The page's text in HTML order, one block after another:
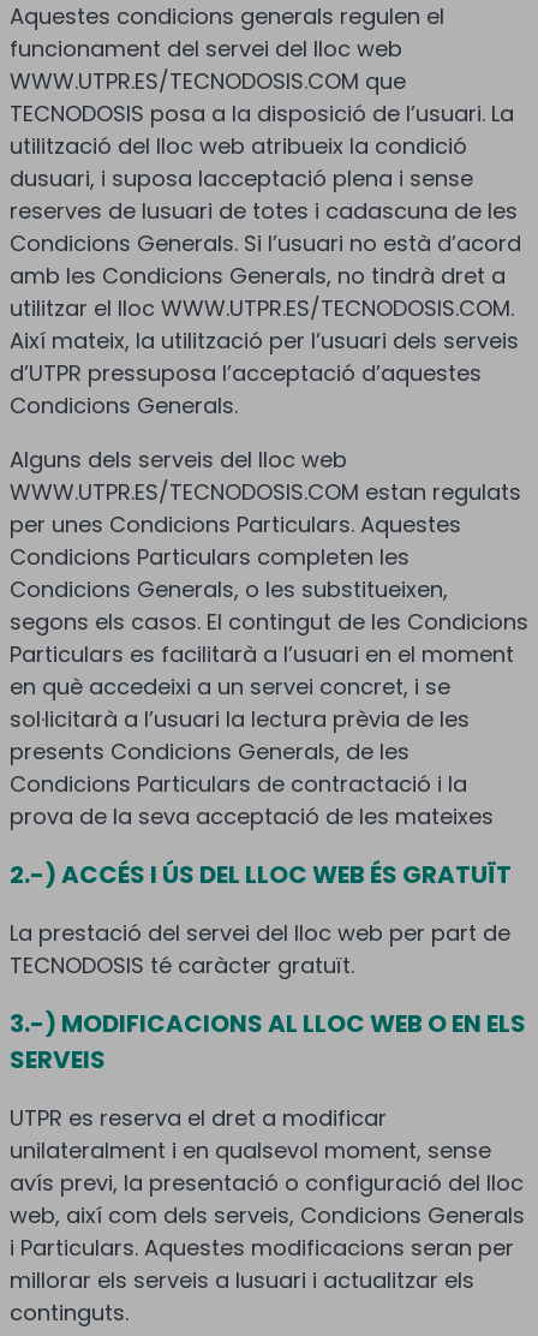
Aquestes condicions generals regulen el
funcionament del servei del lloc web
WWW.UTPR.ES/TECNODOSIS.COM que
TECNODOSIS posa a la disposició de l’usuari. La
utilització del lloc web atribueix la condició
dusuari, i suposa lacceptació plena i sense
reserves de lusuari de totes i cadascuna de les
Condicions Generals. Si l’usuari no està d’acord
amb les Condicions Generals, no tindrà dret a
utilitzar el lloc WWW.UTPR.ES/TECNODOSIS.COM.
Així mateix, la utilització per l’usuari dels serveis
d’UTPR pressuposa l’acceptació d’aquestes
Condicions Generals.
Alguns dels serveis del lloc web
WWW.UTPR.ES/TECNODOSIS.COM estan regulats
per unes Condicions Particulars. Aquestes
Condicions Particulars completen les
Condicions Generals, o les substitueixen,
segons els casos. El contingut de les Condicions
Particulars es facilitarà a l’usuari en el moment
en què accedeixi a un servei concret, i se
sol·licitarà a l’usuari la lectura prèvia de les
presents Condicions Generals, de les
Condicions Particulars de contractació i la
prova de la seva acceptació de les mateixes
2.-) ACCÉS I ÚS DEL LLOC WEB ÉS GRATUÏT
La prestació del servei del lloc web per part de
TECNODOSIS té caràcter gratuït.
3.-) MODIFICACIONS AL LLOC WEB O EN ELS
SERVEIS
UTPR es reserva el dret a modificar
unilateralment i en qualsevol moment, sense
avís previ, la presentació o configuració del lloc
web, així com dels serveis, Condicions Generals
i Particulars. Aquestes modificacions seran per
millorar els serveis a lusuari i actualitzar els
continguts.